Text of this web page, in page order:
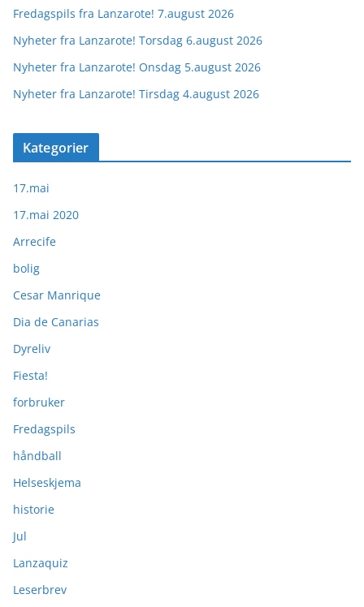
Fredagspils fra Lanzarote! 7.august 2026
Nyheter fra Lanzarote! Torsdag 6.august 2026
Nyheter fra Lanzarote! Onsdag 5.august 2026
Nyheter fra Lanzarote! Tirsdag 4.august 2026
Kategorier
17.mai
17.mai 2020
Arrecife
bolig
Cesar Manrique
Dia de Canarias
Dyreliv
Fiesta!
forbruker
Fredagspils
håndball
Helseskjema
historie
Jul
Lanzaquiz
Leserbrev